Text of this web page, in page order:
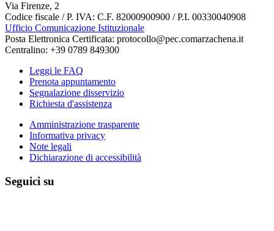
Via Firenze, 2
Codice fiscale / P. IVA: C.F. 82000900900 / P.I. 00330040908
Ufficio Comunicazione Istituzionale
Posta Elettronica Certificata: protocollo@pec.comarzachena.it
Centralino: +39 0789 849300
Leggi le FAQ
Prenota appuntamento
Segnalazione disservizio
Richiesta d'assistenza
Amministrazione trasparente
Informativa privacy
Note legali
Dichiarazione di accessibilità
Seguici su